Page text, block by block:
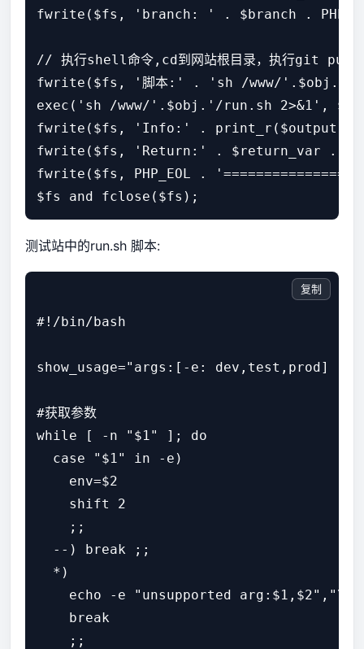
fwrite($fs, 'branch: ' . $branch .
// 执行shell命令,cd到网站根目录，执行git pull进
fwrite($fs, '脚本:' . 'sh /www/'.$obj.'/
exec('sh /www/'.$obj.'/run.sh 2>&1',
fwrite($fs, 'Info:' . print_r($output,
fwrite($fs, 'Return:' . $return_var .
fwrite($fs, PHP_EOL . '================
测试站中的run.sh 脚本:
#!/bin/bash
show_usage="args:[-e: dev,test,prod]
#获取参数
while [ -n "$1" ]; do
  case "$1" in -e)
    env=$2
    shift 2
    ;;
  --) break ;;
  *)
echo -e "unsupported
    break
    ;;
复制